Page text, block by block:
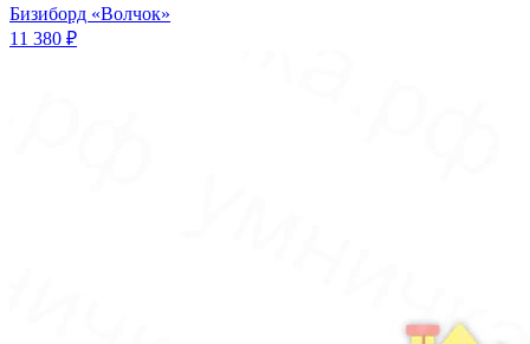
Бизиборд «Волчок»
11 380 ₽